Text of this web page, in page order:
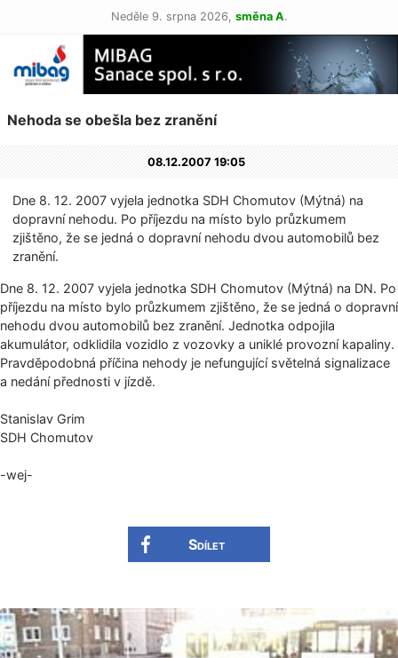
Neděle 9. srpna 2026, směna A.
Nehoda se obešla bez zranění
08.12.2007 19:05
Dne 8. 12. 2007 vyjela jednotka SDH Chomutov (Mýtná) na
dopravní nehodu. Po příjezdu na místo bylo průzkumem
zjištěno, že se jedná o dopravní nehodu dvou automobilů bez
zranění.
Dne 8. 12. 2007 vyjela jednotka SDH Chomutov (Mýtná) na DN. Po
příjezdu na místo bylo průzkumem zjištěno, že se jedná o dopravní
nehodu dvou automobilů bez zranění. Jednotka odpojila
akumulátor, odklidila vozidlo z vozovky a uniklé provozní kapaliny.
Pravděpodobná příčina nehody je nefungující světelná signalizace
a nedání přednosti v jízdě.
Stanislav Grim
SDH Chomutov
-wej-
Sdílet